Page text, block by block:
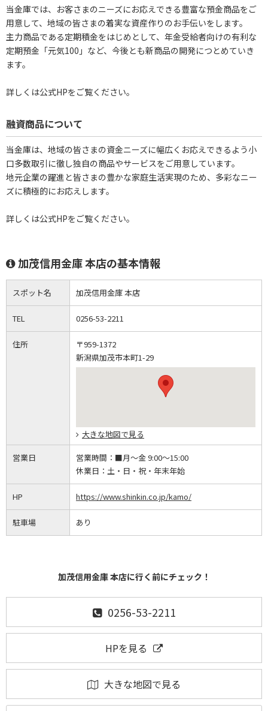
当金庫では、お客さまのニーズにお応えできる豊富な預金商品をご
用意して、地域の皆さまの着実な資産作りのお手伝いをします。
主力商品である定期積金をはじめとして、年金受給者向けの有利な
定期預金「元気100」など、今後とも新商品の開発につとめていき
ます。
詳しくは公式HPをご覧ください。
融資商品について
当金庫は、地域の皆さまの資金ニーズに幅広くお応えできるよう小
口多数取引に徹し独自の商品やサービスをご用意しています。
地元企業の躍進と皆さまの豊かな家庭生活実現のため、多彩なニー
ズに積極的にお応えします。
詳しくは公式HPをご覧ください。
加茂信用金庫 本店の基本情報
スポット名 加茂信用金庫 本店
TEL 0256-53-2211
住所
〒959-1372
新潟県加茂市本町1-29
大きな地図で見る
営業日 営業時間： ■月～金 9:00～15:00
休業日： 土・日・祝・年末年始
HP https://www.shinkin.co.jp/kamo/
駐車場 あり
加茂信用金庫 本店に行く前にチェック！
0256-53-2211
HPを見る
大きな地図で見る